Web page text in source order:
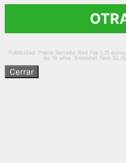
Publicidad. Precio llamada: Red Fija 1,21
de 18 años. Briseidan Tech SL
Cerrar